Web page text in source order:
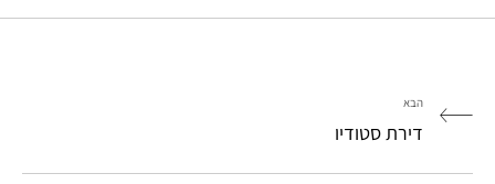
הבא
דירת סטודיו